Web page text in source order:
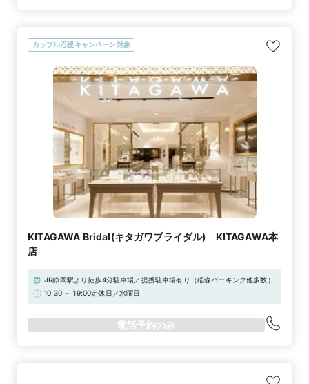
カップル応援キャンペーン対象
KITAGAWA Bridal(キタガワブライダル) KITAGAWA本
店
JR静岡駅より徒歩4分駐車場／提携駐車場有り（稲森パーキング他多数）
10:30 ～ 19:00定休日／水曜日
電話予約のみ